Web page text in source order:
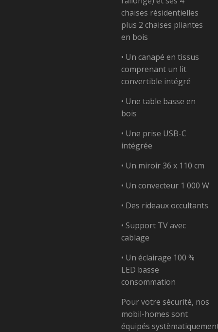
chaises résidentielles
plus 2 chaises pliantes
en bois
• Un canapé en tissus
comprenant un lit
convertible intégré
• Une table basse en
bois
• Une prise USB-C
intégrée
• Un miroir 36 x 110 cm
• Un convecteur 1 000 W
• Des rideaux occultants
• Support TV avec
cablage
• Un éclairage 100 %
LED basse
consommation
Pour votre sécurité, nos
mobil-homes sont
équipés